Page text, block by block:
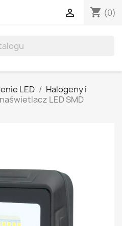
shopping_cart (0)

LED
Halogeny i
LED SMD